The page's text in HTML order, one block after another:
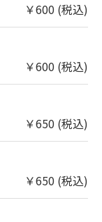
￥600 (税込)
￥600 (税込)
￥650 (税込)
￥650 (税込)